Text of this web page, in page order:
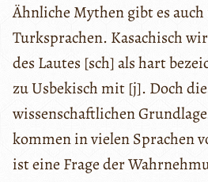
Ähnliche Mythen gibt es
Turksprachen. Kasachisch
des Lautes [sch] als hart
zu Usbekisch mit [j]. Doch
wissenschaftlichen
kommen in vielen Sprachen
ist eine Frage der